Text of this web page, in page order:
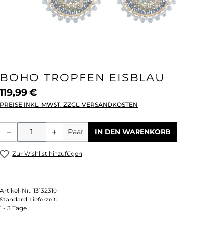
BOHO TROPFEN EISBLAU
119,99 €
PREISE INKL. MWST. ZZGL. VERSANDKOSTEN
Produkt Anzahl: Gib den gewünschten
Paar IN DEN WARENKORB
Zur Wishlist hinzufügen
Artikel-Nr.: 13132310
Standard-Lieferzeit:
1 - 3 Tage